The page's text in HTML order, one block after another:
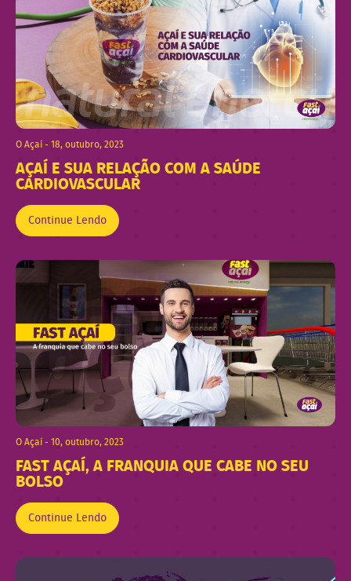
O Açaí - 18, outubro, 2023
AÇAÍ E SUA RELAÇÃO COM A SAÚDE
CARDIOVASCULAR
Continue Lendo
O Açaí - 10, outubro, 2023
FAST AÇAÍ, A FRANQUIA QUE CABE NO SEU
BOLSO
Continue Lendo